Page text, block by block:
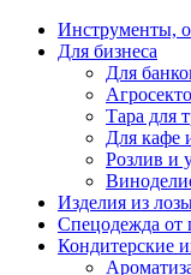
Инструменты,
Для бизнеса
Для
Тара для
Для кафе
Розлив и
Изделия из
Спецодежда от
Кондитерские